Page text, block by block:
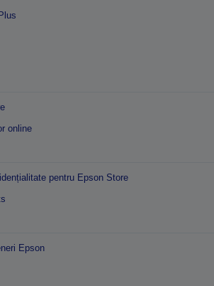
online
pentru Epson Store
Epson